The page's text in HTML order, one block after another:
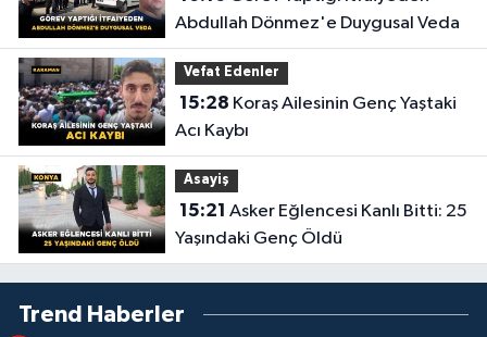
Abdullah Dönmez'e Duygusal Veda
Vefat Edenler
15:28
Acı Kaybı
Asayiş
15:21
Yaşındaki Genç Öldü
Trend Haberler